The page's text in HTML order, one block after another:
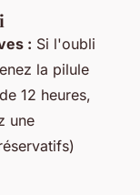
: Si l'oubli
la pilule
12 heures,
une